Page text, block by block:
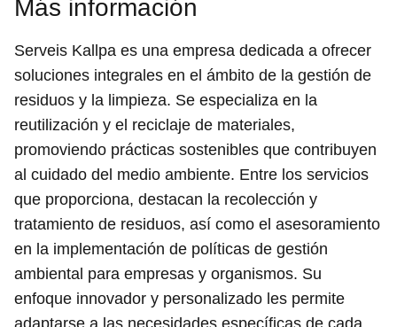
Más información
Serveis Kallpa es una empresa dedicada a ofrecer
soluciones integrales en el ámbito de la gestión de
residuos y la limpieza. Se especializa en la
reutilización y el reciclaje de materiales,
promoviendo prácticas sostenibles que contribuyen
al cuidado del medio ambiente. Entre los servicios
que proporciona, destacan la recolección y
tratamiento de residuos, así como el asesoramiento
en la implementación de políticas de gestión
ambiental para empresas y organismos. Su
enfoque innovador y personalizado les permite
adaptarse a las necesidades específicas de cada